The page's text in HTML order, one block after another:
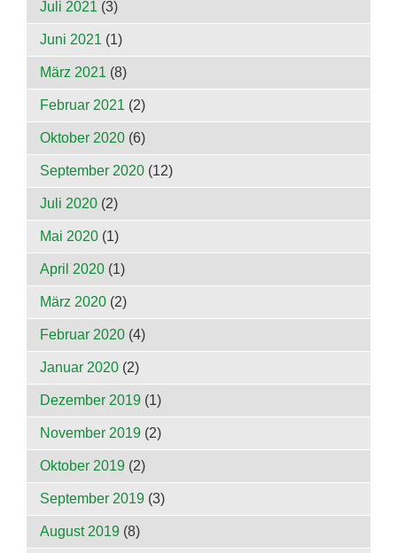
Juli 2021 (3)
Juni 2021 (1)
März 2021 (8)
Februar 2021 (2)
Oktober 2020 (6)
September 2020 (12)
Juli 2020 (2)
Mai 2020 (1)
April 2020 (1)
März 2020 (2)
Februar 2020 (4)
Januar 2020 (2)
Dezember 2019 (1)
November 2019 (2)
Oktober 2019 (2)
September 2019 (3)
August 2019 (8)